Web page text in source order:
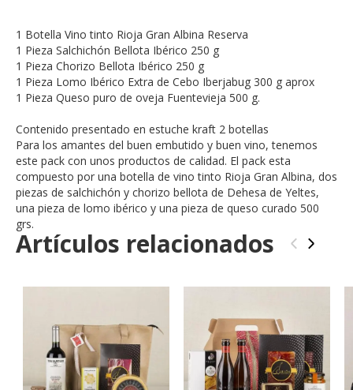
1 Botella Vino tinto Rioja Gran Albina Reserva
1 Pieza Salchichón Bellota Ibérico 250 g
1 Pieza Chorizo Bellota Ibérico 250 g
1 Pieza Lomo Ibérico Extra de Cebo Iberjabug 300 g aprox
1 Pieza Queso puro de oveja Fuentevieja 500 g.
Contenido presentado en estuche kraft 2 botellas
Para los amantes del buen embutido y buen vino, tenemos
este pack con unos productos de calidad. El pack esta
compuesto por una botella de vino tinto Rioja Gran Albina, dos
piezas de salchichón y chorizo bellota de Dehesa de Yeltes,
una pieza de lomo ibérico y una pieza de queso curado 500
grs.
Artículos relacionados ‹ ›